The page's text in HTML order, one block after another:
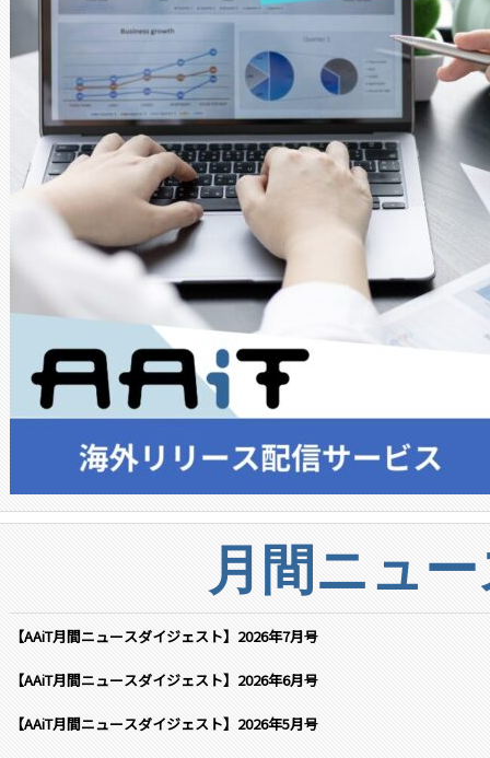
月間ニュ
【AAiT月間ニュースダイジェスト】2026年7月号
【AAiT月間ニュースダイジェスト】2026年6月号
【AAiT月間ニュースダイジェスト】2026年5月号